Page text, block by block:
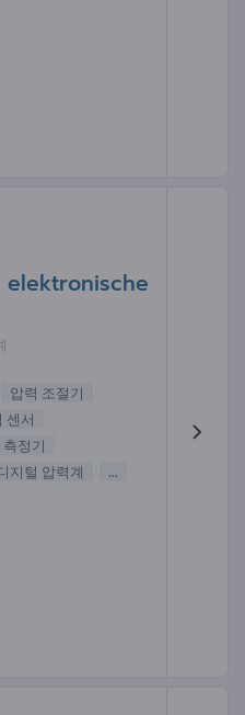
압력 조절기
센서
정기
지털 압력계 ...